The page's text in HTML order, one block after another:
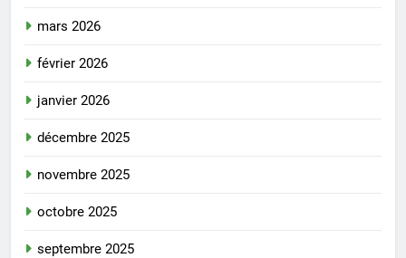
mars 2026
février 2026
janvier 2026
décembre 2025
novembre 2025
octobre 2025
septembre 2025